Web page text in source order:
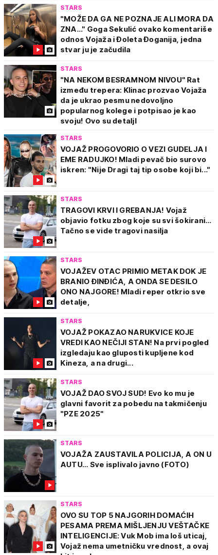
STARS
"MOŽE DA GA NE POZNAJE ALI MORA DA
ZNA..." Goga Sekulić ovako komentariše
odnos Vojaža i Đoleta Đoganija, jedna
stvar ju je začudila
STARS
"NA NEKOM BESRAMNOM NIVOU" Rat
između trepera: Klinac prozvao Vojaža
da je ukrao pesmu nedovoljno
popularnog kolege i potpisao je kao
svoju! Ovo su detaljI
STARS
VOJAŽ PROGOVORIO O VEZI GUDELJA I
EME RADUJKO! Mladi pevač bio surovo
iskren: "Nije Dragi taj tip osobe koji bi..."
STARS
TRAGOVI KRVI I GREBANJA! Vojaž
objavio fotku zbog koje su svi šokirani...
Tačno se vide tragovi nasilja
STARS
VOJAŽEV OTAC PRIMIO METAK DOK JE
BRANIO ĐINĐIĆA, A ONDA SE DESILO
ONO NAJGORE! Mladi reper otkrio sve
detalje,
STARS
VOJAŽ POKAZAO NARUKVICE KOJE
VREDI KAO NEČIJI STAN! Na prvi pogled
izgledaju kao gluposti kupljene kod
Kineza, a na drugi...
STARS
VOJAŽ DAO SVOJ SUD! Evo ko mu je
glavni favorit za pobedu na takmičenju
"PZE 2025"
STARS
VOJAŽA ZAUSTAVILA POLICIJA, A ON U
AUTU... Sve isplivalo javno (FOTO)
STARS
OVO SU TOP 5 NAJGORIH DOMAĆIH
PESAMA PREMA MIŠLJENJU VEŠTAČKE
INTELIGENCIJE: Vuk Mob ima loš uticaj,
Vojaž nema umetničku vrednost, a ovaj